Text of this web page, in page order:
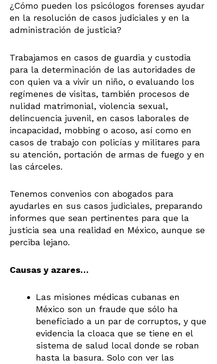
¿Cómo pueden los psicólogos forenses ayudar
en la resolución de casos judiciales y en la
administración de justicia?
Trabajamos en casos de guardia y custodia
para la determinación de las autoridades de
con quien va a vivir un niño, o evaluando los
regímenes de visitas, también procesos de
nulidad matrimonial, violencia sexual,
delincuencia juvenil, en casos laborales de
incapacidad, mobbing o acoso, así como en
casos de trabajo con policías y militares para
su atención, portación de armas de fuego y en
las cárceles.
Tenemos convenios con abogados para
ayudarles en sus casos judiciales, preparando
informes que sean pertinentes para que la
justicia sea una realidad en México, aunque se
perciba lejano.
Causas y azares…
Las misiones médicas cubanas en
México son un fraude que sólo ha
beneficiado a un par de corruptos, y que
evidencia la cloaca que se tiene en el
sistema de salud local donde se roban
hasta la basura. Solo con ver las